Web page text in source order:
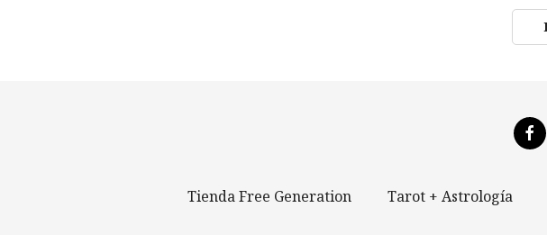
Tienda Free Generation Tarot + Astrología